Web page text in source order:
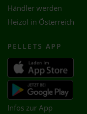
Händler werden
Heizöl in Österreich
PELLETS APP
Infos zur App